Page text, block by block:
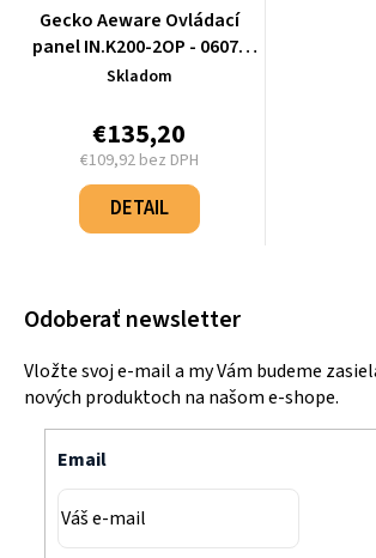
Gecko Aeware Ovládací
panel IN.K200-2OP - 0607-
008002
Skladom
€135,20
€109,92 bez DPH
Jednotková
cena:
DETAIL
Odoberať newsletter
Vložte svoj e-mail a my Vám budeme
nových produktoch na našom e-shope.
Email